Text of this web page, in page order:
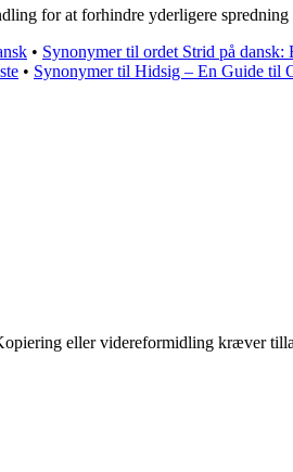
for at forhindre yderligere
• Synonymer til ordet Strid på dansk:
• Synonymer til Hidsig – En Guide til
eller videreformidling kræver